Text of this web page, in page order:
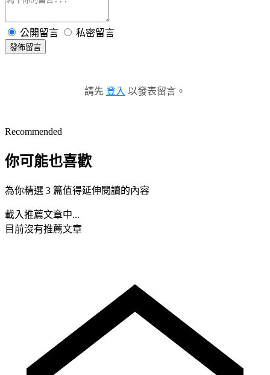
公開留言 私密留言
發佈留言
請先 登入 以發表留言。
Recommended
你可能也喜歡
為你精選 3 篇值得延伸閱讀的內容
載入推薦文章中...
目前沒有推薦文章